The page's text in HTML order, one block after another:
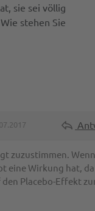
sie sei völlig
stehen Sie
zuzustimmen. Wenn
eine Wirkung hat,
Placebo-Effekt